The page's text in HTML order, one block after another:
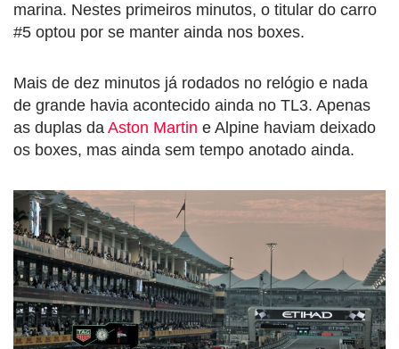
marina. Nestes primeiros minutos, o titular do carro
#5 optou por se manter ainda nos boxes.
Mais de dez minutos já rodados no relógio e nada
de grande havia acontecido ainda no TL3. Apenas
as duplas da Aston Martin e Alpine haviam deixado
os boxes, mas ainda sem tempo anotado ainda.